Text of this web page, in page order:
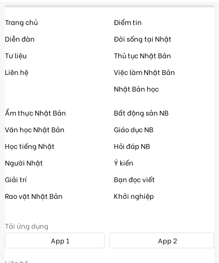
Trang chủ
Diễn đàn
Tư liệu
Liên hệ
Điểm tin
Đời sống tại Nhật
Thủ tục Nhật Bản
Việc làm Nhật Bản
Nhật Bản học
Ẩm thực Nhật Bản
Văn học Nhật Bản
Học tiếng Nhật
Người Nhật
Giải trí
Rao vặt Nhật Bản
Bất động sản NB
Giáo dục NB
Hỏi đáp NB
Ý kiến
Bạn đọc viết
Khởi nghiệp
Tải ứng dụng
App 1
App 2